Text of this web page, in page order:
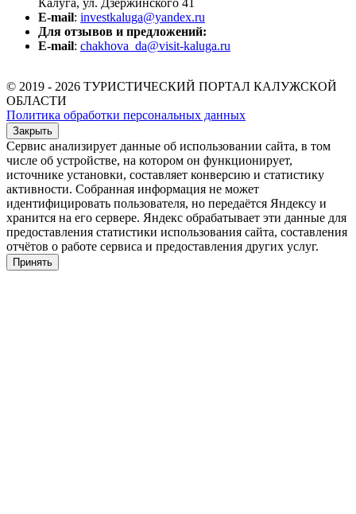
Калуга, ул. Дзержинского 41
E-mail: investkaluga@yandex.ru
Для отзывов и предложений:
E-mail: chakhova_da@visit-kaluga.ru
© 2019 - 2026 ТУРИСТИЧЕСКИЙ ПОРТАЛ КАЛУЖСКОЙ
ОБЛАСТИ
Политика обработки персональных данных
Закрыть
Сервис анализирует данные об использовании сайта, в том
числе об устройстве, на котором он функционирует,
источнике установки, составляет конверсию и статистику
активности. Собранная информация не может
идентифицировать пользователя, но передаётся Яндексу и
хранится на его сервере. Яндекс обрабатывает эти данные для
предоставления статистики использования сайта, составления
отчётов о работе сервиса и предоставления других услуг.
Принять